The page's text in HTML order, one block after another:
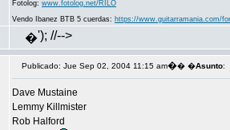
Fotolog: www.fotolog.net/RILO
Vendo Ibanez BTB 5 cuerdas: https://www.guitarramania.com/
�'); //-->
Publicado: Jue Sep 02, 2004 11:15 am�� �Asunto:
Dave Mustaine
Lemmy Killmister
Rob Halford